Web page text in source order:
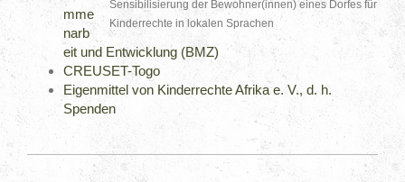
Sensibilisierung der Bewohner(innen) eines Dorfes für
Kinderrechte in lokalen Sprachen
mme
narb
eit und Entwicklung (BMZ)
CREUSET-Togo
Eigenmittel von Kinderrechte Afrika e. V., d. h.
Spenden